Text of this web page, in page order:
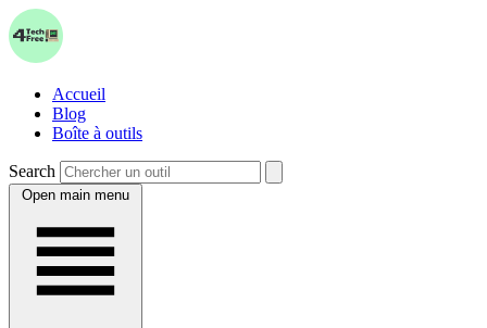
Accueil
Blog
Boîte à outils
Search
Open main menu